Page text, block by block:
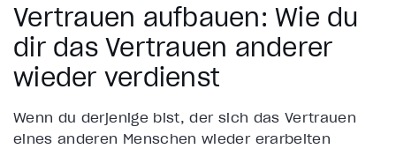
Vertrauen aufbauen: Wie du
dir das Vertrauen anderer
wieder verdienst
Wenn du derjenige bist, der sich das Vertrauen
eines anderen Menschen wieder erarbeiten